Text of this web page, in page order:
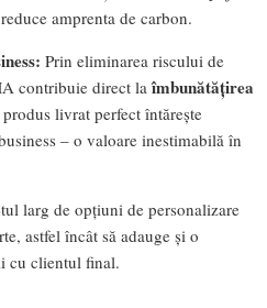
amprenta de carbon.
Prin eliminarea riscului de
contribuie direct laîmbunătățirea
livrat perfect întărește
– o valoare inestimabilă în
larg de opțiuni de personalizare
astfel încât să adauge și o
cu clientul final.